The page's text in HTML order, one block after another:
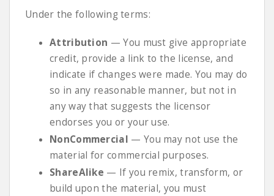
Under the following terms:
Attribution — You must give appropriate
credit, provide a link to the license, and
indicate if changes were made. You may do
so in any reasonable manner, but not in
any way that suggests the licensor
endorses you or your use.
NonCommercial — You may not use the
material for commercial purposes.
ShareAlike — If you remix, transform, or
build upon the material, you must